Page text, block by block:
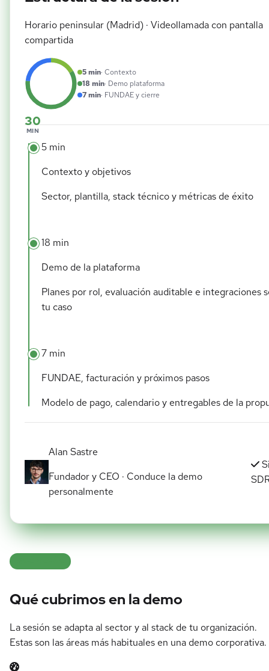
Horario peninsular (Madrid) · Videollamada con pantalla
compartida
30
MIN
5 min· Contexto
18 min· Demo plataforma
7 min· FUNDAE y cierre
5 min
Contexto y objetivos
Sector, plantilla, stack técnico y métricas de éxito
18 min
Demo de la plataforma
Planes por rol, evaluación auditable e integraciones
tu caso
7 min
FUNDAE, facturación y próximos pasos
Modelo de pago, calendario y entregables de la
Alan Sastre
Fundador y CEO · Conduce la demo
personalmente
Qué cubrimos en la demo
La sesión se adapta al sector y al stack de tu organización.
Estas son las áreas más habituales en una demo corporativa.